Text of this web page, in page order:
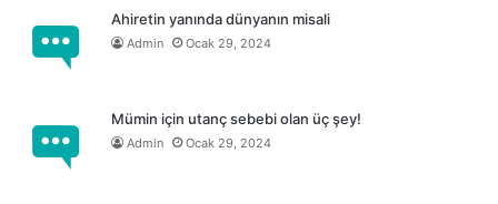
Ahiretin yanında dünyanın misali
Admin Ocak 29, 2024
Mümin için utanç sebebi olan üç şey!
Admin Ocak 29, 2024